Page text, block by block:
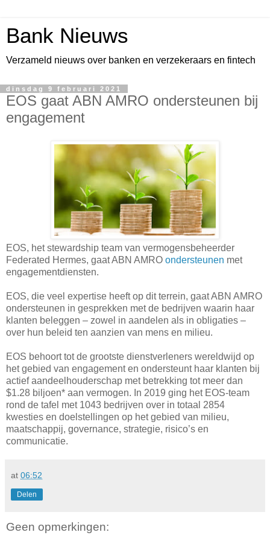
Bank Nieuws
Verzameld nieuws over banken en verzekeraars en fintech
dinsdag 9 februari 2021
EOS gaat ABN AMRO ondersteunen bij
engagement
EOS, het stewardship team van vermogensbeheerder
Federated Hermes, gaat ABN AMRO ondersteunen met
engagementdiensten.
EOS, die veel expertise heeft op dit terrein, gaat ABN AMRO
ondersteunen in gesprekken met de bedrijven waarin haar
klanten beleggen – zowel in aandelen als in obligaties –
over hun beleid ten aanzien van mens en milieu.
EOS behoort tot de grootste dienstverleners wereldwijd op
het gebied van engagement en ondersteunt haar klanten bij
actief aandeelhouderschap met betrekking tot meer dan
$1.28 biljoen* aan vermogen. In 2019 ging het EOS-team
rond de tafel met 1043 bedrijven over in totaal 2854
kwesties en doelstellingen op het gebied van milieu,
maatschappij, governance, strategie, risico’s en
communicatie.
at 06:52
Delen
Geen opmerkingen: